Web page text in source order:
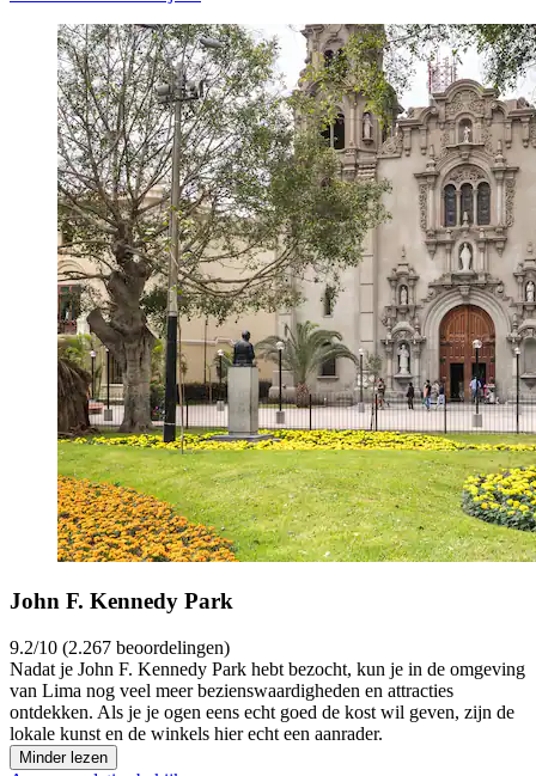
John F. Kennedy Park
9.2/10 (2.267 beoordelingen)
Nadat je John F. Kennedy Park hebt bezocht, kun je in de omgeving
van Lima nog veel meer bezienswaardigheden en attracties
ontdekken. Als je je ogen eens echt goed de kost wil geven, zijn de
lokale kunst en de winkels hier echt een aanrader.
Minder lezen